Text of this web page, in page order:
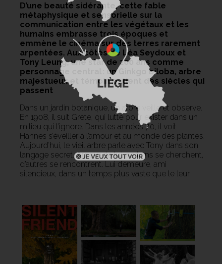
D’une beauté sidérante, cette fable
métaphysique et sensorielle sur la
communication entre les végétaux et les
humains embrasse trois époques et
emmène le cinéma sur des terres rarement
arpentées. Aux côtés de Léa Seydoux et
Tony Leung, une star de 200 ans comme
personnage central : un Ginkgo biloba, arbre
majestueux et témoin patient des siècles qui
passent
Dans un jardin botanique, un arbre veille et observe.
En 1908, il suit Grete, qui lutte pour exister dans un
milieu qui l’ignore. Dans les années 70, il voit
Hannes s’éveiller à l’amour et au monde des plantes.
Aujourd’hui, le vieil arbre parle avec Tony dans son
langage secret. Autour de lui, certains se cherchent,
d’autres se rencontrent. Lui demeure, ami
silencieux, dans un temps plus vaste que le leur…